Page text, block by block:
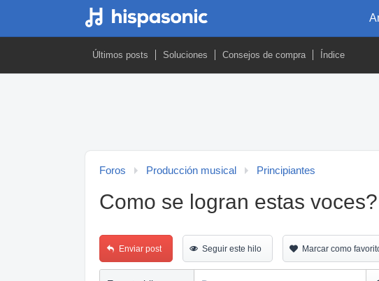
Últimos posts Soluciones Consejos de compra Índice
Foros Producción musical Principiantes
Como se logran estas voces?
Enviar post Seguir este hilo Marcar como